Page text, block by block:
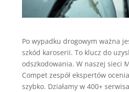
Po wypadku drogowym ważna
szkód karoserii. To klucz do
odszkodowania. W naszej sieci
Compet zespół ekspertów
szybko. Działamy w 400+